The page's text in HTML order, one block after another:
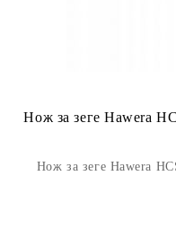
Нож за зеге Hawera
Нож за зеге Hawera